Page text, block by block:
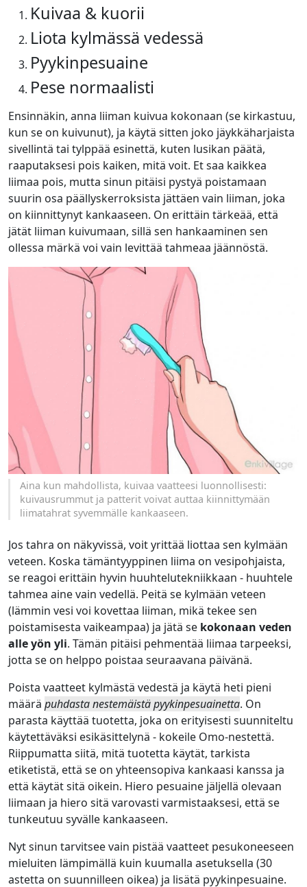
Kuivaa & kuorii
Liota kylmässä vedessä
Pyykinpesuaine
Pese normaalisti
Ensinnäkin, anna liiman kuivua kokonaan (se kirkastuu,
kun se on kuivunut), ja käytä sitten joko jäykkäharjaista
sivellintä tai tylppää esinettä, kuten lusikan päätä,
raaputaksesi pois kaiken, mitä voit. Et saa kaikkea
liimaa pois, mutta sinun pitäisi pystyä poistamaan
suurin osa päällyskerroksista jättäen vain liiman, joka
on kiinnittynyt kankaaseen. On erittäin tärkeää, että
jätät liiman kuivumaan, sillä sen hankaaminen sen
ollessa märkä voi vain levittää tahmeaa jäännöstä.
Aina kun mahdollista, kuivaa vaatteesi luonnollisesti:
kuivausrummut ja patterit voivat auttaa kiinnittymään
liimatahrat syvemmälle kankaaseen.
Jos tahra on näkyvissä, voit yrittää liottaa sen kylmään
veteen. Koska tämäntyyppinen liima on vesipohjaista,
se reagoi erittäin hyvin huuhtelutekniikkaan - huuhtele
tahmea aine vain vedellä. Peitä se kylmään veteen
(lämmin vesi voi kovettaa liiman, mikä tekee sen
poistamisesta vaikeampaa) ja jätä se kokonaan veden
alle yön yli. Tämän pitäisi pehmentää liimaa tarpeeksi,
jotta se on helppo poistaa seuraavana päivänä.
Poista vaatteet kylmästä vedestä ja käytä heti pieni
määrä puhdasta nestemäistä pyykinpesuainetta. On
parasta käyttää tuotetta, joka on erityisesti suunniteltu
käytettäväksi esikäsittelynä - kokeile Omo-nestettä.
Riippumatta siitä, mitä tuotetta käytät, tarkista
etiketistä, että se on yhteensopiva kankaasi kanssa ja
että käytät sitä oikein. Hiero pesuaine jäljellä olevaan
liimaan ja hiero sitä varovasti varmistaaksesi, että se
tunkeutuu syvälle kankaaseen.
Nyt sinun tarvitsee vain pistää vaatteet pesukoneeseen
mieluiten lämpimällä kuin kuumalla asetuksella (30
astetta on suunnilleen oikea) ja lisätä pyykinpesuaine.